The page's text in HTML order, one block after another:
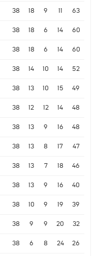
38 18 9 11 63
38 18 6 14 60
38 18 6 14 60
38 14 10 14 52
38 13 10 15 49
38 12 12 14 48
38 13 9 16 48
38 13 8 17 47
38 13 7 18 46
38 13 9 16 40
38 10 9 19 39
38 9 9 20 32
38 6 8 24 26